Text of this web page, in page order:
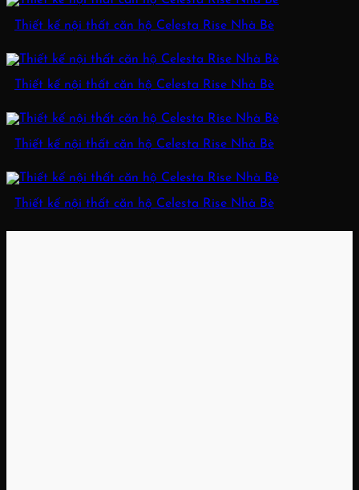
Thiết kế nội thất căn hộ Celesta Rise Nhà Bè
Thiết kế nội thất căn hộ Celesta Rise Nhà Bè
Thiết kế nội thất căn hộ Celesta Rise Nhà Bè
Thiết kế nội thất căn hộ Celesta Rise Nhà Bè